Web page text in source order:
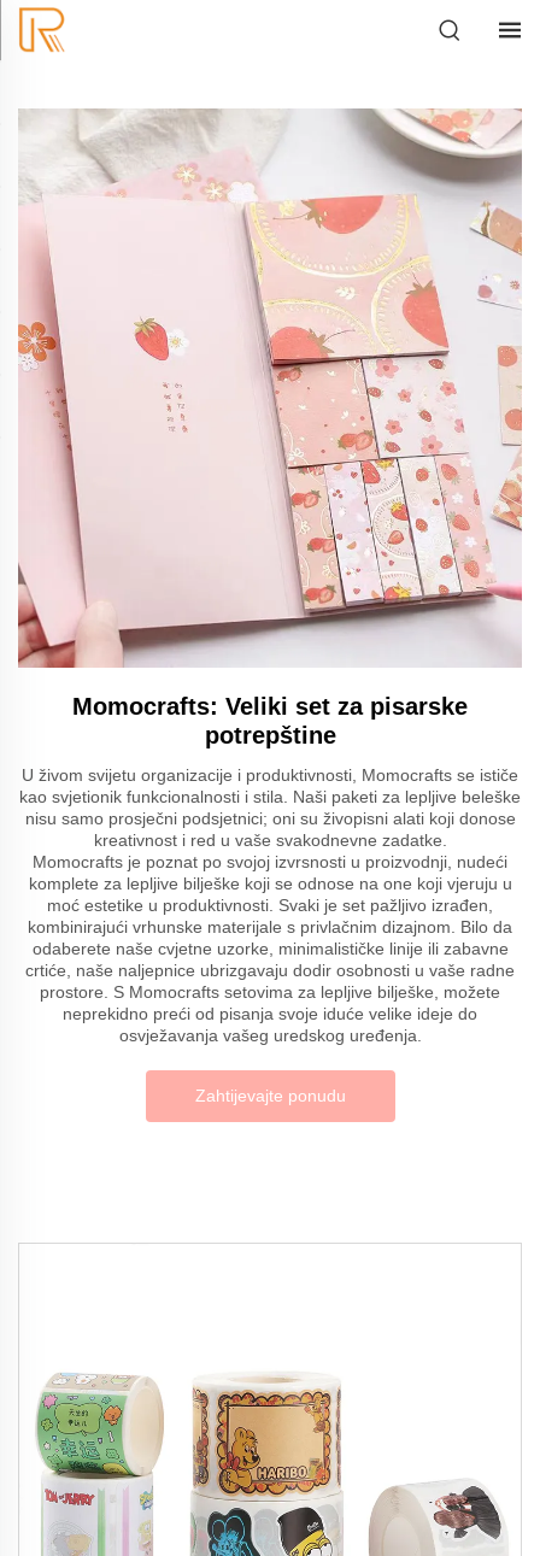
Momocrafts: Veliki set za pisarske
potrepštine
U živom svijetu organizacije i produktivnosti, Momocrafts se ističe
kao svjetionik funkcionalnosti i stila. Naši paketi za lepljive beleške
nisu samo prosječni podsjetnici; oni su živopisni alati koji donose
kreativnost i red u vaše svakodnevne zadatke.
Momocrafts je poznat po svojoj izvrsnosti u proizvodnji, nudeći
komplete za lepljive bilješke koji se odnose na one koji vjeruju u
moć estetike u produktivnosti. Svaki je set pažljivo izrađen,
kombinirajući vrhunske materijale s privlačnim dizajnom. Bilo da
odaberete naše cvjetne uzorke, minimalističke linije ili zabavne
crtiće, naše naljepnice ubrizgavaju dodir osobnosti u vaše radne
prostore. S Momocrafts setovima za lepljive bilješke, možete
neprekidno preći od pisanja svoje iduće velike ideje do
osvježavanja vašeg uredskog uređenja.
Zahtijevajte ponudu